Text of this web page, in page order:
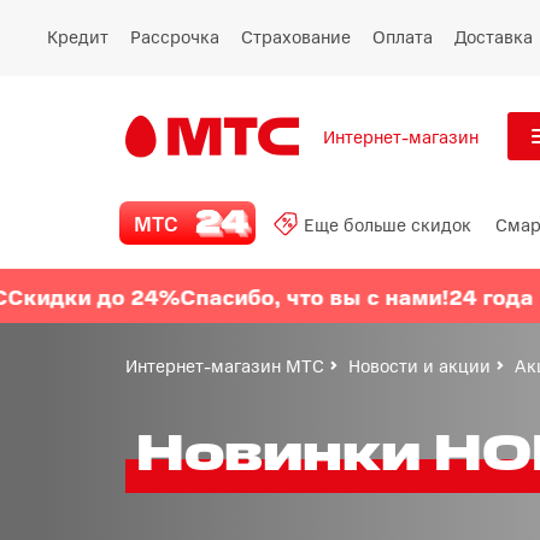
Кредит Рассрочка Страхование Оплата Доставка
Интернет-магазин
МТС 24
Еще больше скидок Все
Восстановленные
смартфоны
МТС Еще больше скидок
до 24%Спасибо, что вы с нами!24 года МТС
Интернет-магазин МТС Новости и акции
Новинки